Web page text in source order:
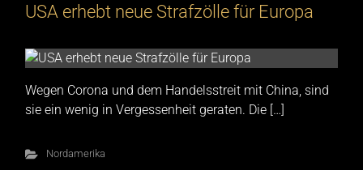
USA erhebt neue Strafzölle für Europa
Wegen Corona und dem Handelsstreit mit China, sind
sie ein wenig in Vergessenheit geraten. Die […]
Nordamerika